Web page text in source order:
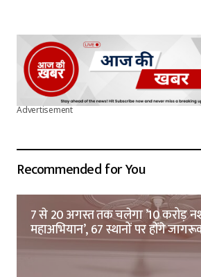
Advertisement
Recommended for You
7 से 20 अगस्त तक चलेगा ’10 करोड़
महाअभियान’, 67 स्थानों पर होंगे